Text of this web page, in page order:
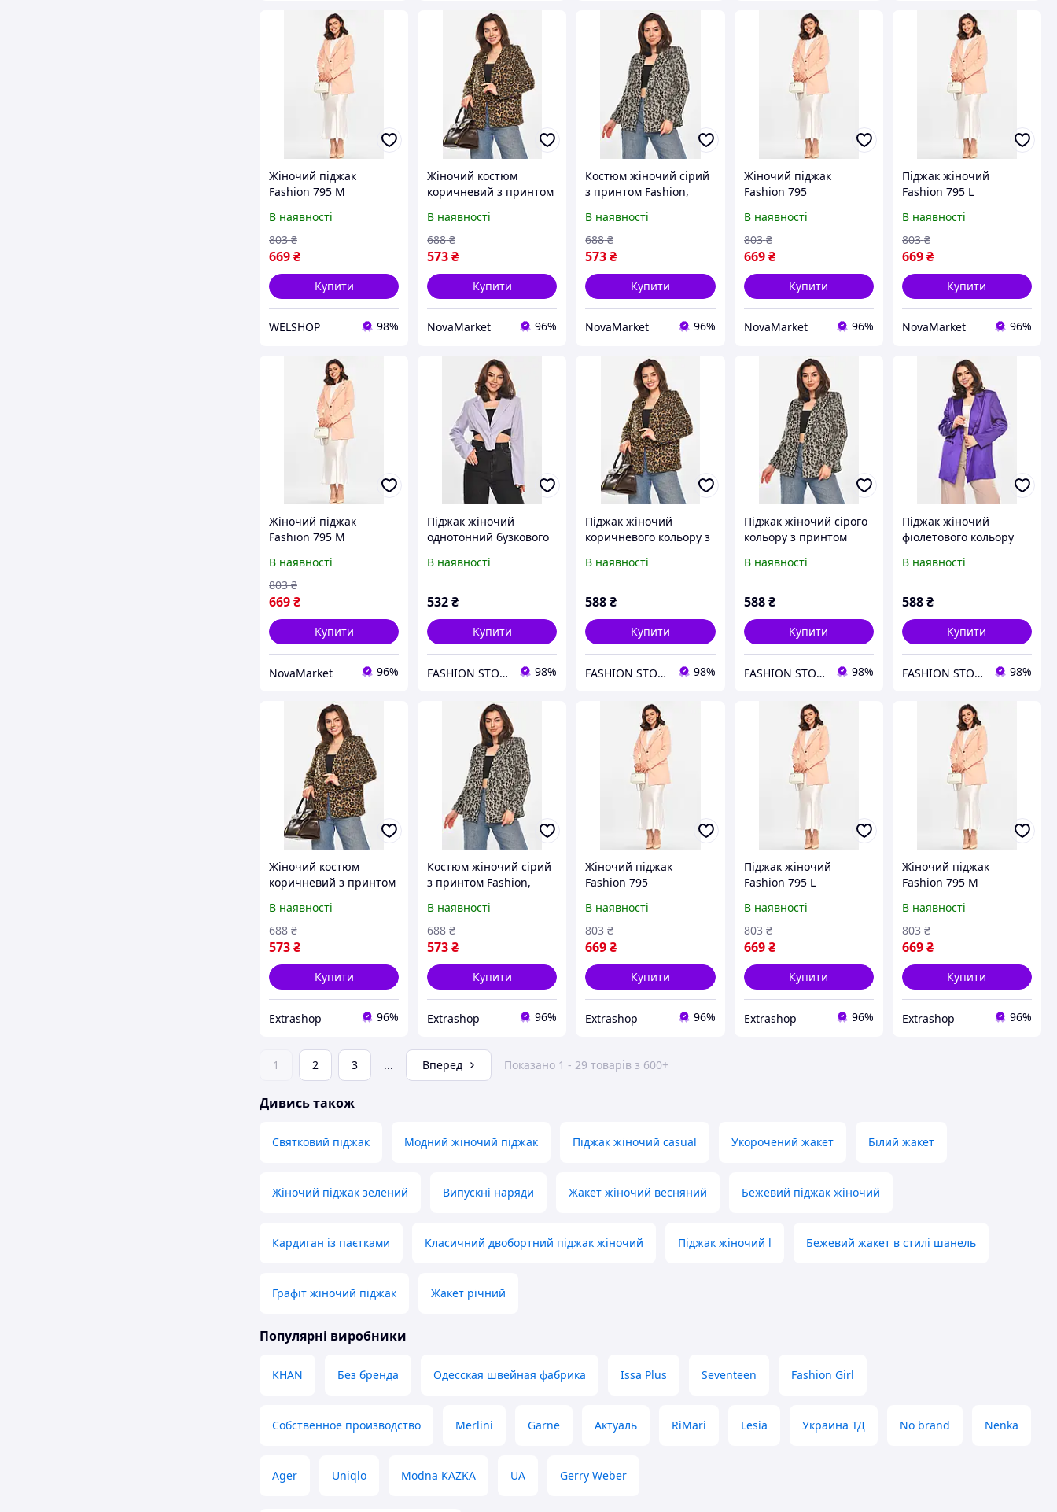
Жіночий піджак
Fashion 795 М
розмір від S до XL,
матеріал: однотонний,
функціональні кишені.
В наявності
669₴
803 ₴
Купити
WELSHOP 98%
Жіночий костюм
коричневий з принтом
OneSize, матеріал: ...
(213398)
В наявності
573₴
688 ₴
Купити
NovaMarket 96%
Костюм жіночий сірий
з принтом Fashion,
матеріал - 100%
поліестер, артикул
213399, розміри
66x59x38 см.
В наявності
573₴
688 ₴
Купити
NovaMarket 96%
Жіночий піджак
Fashion 795
розмір XL, матеріал,
розміри: S, M, L, XL.
В наявності
669 ₴
803 ₴
Купити
NovaMarket 96%
Піджак жіночий
Fashion 795 L
поліестер, розмір S-XL,
напівобхват грудей,
довжина, ширина
плеча, талія.
В наявності
669₴
803 ₴
Купити
NovaMarket 96%
Жіночий піджак
Fashion 795 М
розмір від S до XL,
матеріал: однотонний,
функціональні кишені.
В наявності
669₴
803 ₴
Купити
NovaMarket 96%
Піджак жіночий
однотонний бузкового
В наявності
532₴
Купити
FASHION STORE 98%
Піджак жіночий
коричневого кольору з
В наявності
588₴
Купити
FASHION STORE 98%
Піджак жіночий сірого
кольору з принтом
В наявності
588 ₴
Купити
FASHION STORE 98%
Піджак жіночий
фіолетового кольору
В наявності
588₴
Купити
FASHION STORE 98%
Жіночий костюм
коричневий з принтом
OneSize, матеріал: ...
(213398)
В наявності
573₴
688 ₴
Купити
Extrashop 96%
Костюм жіночий сірий
з принтом Fashion,
матеріал - 100%
поліестер, артикул
213399, розміри
66x59x38 см.
В наявності
573₴
688 ₴
Купити
Extrashop 96%
Жіночий піджак
Fashion 795
розмір XL, матеріал,
розміри: S, M, L, XL.
В наявності
669₴
803 ₴
Купити
Extrashop 96%
Піджак жіночий
Fashion 795 L
поліестер, розмір S-XL,
напівобхват грудей,
довжина, ширина
плеча, талія.
В наявності
669 ₴
803 ₴
Купити
Extrashop 96%
Жіночий піджак
Fashion 795 М
розмір від S до XL,
матеріал: однотонний,
функціональні кишені.
В наявності
669₴
803 ₴
Купити
Extrashop 96%
1 2 3 ... Вперед Показано 1 - 29 товарів з 600+
Дивись також
Святковий піджак Модний жіночий піджак Піджак жіночий casual Укорочений жакет Білий жакет
Жіночий піджак зелений Випускні наряди Жакет жіночий весняний Бежевий піджак жіночий
Кардиган із паєтками Класичний двобортний піджак жіночий Піджак жіночий l Бежевий жакет в стилі шанель
Графіт жіночий піджак Жакет річний
Популярні виробники
KHAN Без бренда Одесская швейная фабрика Issa Plus Seventeen Fashion Girl
Собственное производство Merlini Garne Актуаль RiMari Lesia Украина ТД No brand Nenka
Ager Uniqlo Modna KAZKA UA Gerry Weber